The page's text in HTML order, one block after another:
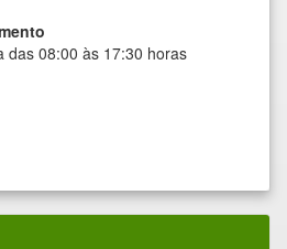
das 08:00 às 17:30 horas